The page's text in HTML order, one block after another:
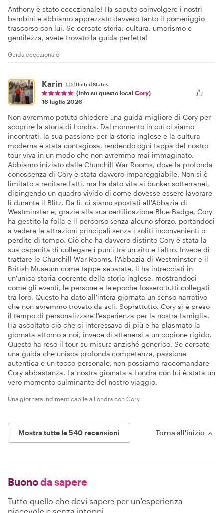
Anthony è stato eccezionale! Ha saputo coinvolgere i nostri
bambini e abbiamo apprezzato davvero tanto il pomeriggio
trascorso con lui. Se cercate storia, cultura, umorismo e
gentilezza, avete trovato la guida perfetta!
Guida eccezionale
Karin 🇺🇸United States
(Info su questo local Cory)
16 luglio 2026
Non avremmo potuto chiedere una guida migliore di Cory per
scoprire la storia di Londra. Dal momento in cui ci siamo
incontrati, la sua passione per la storia inglese e la cultura
moderna è stata contagiosa, rendendo ogni tappa del nostro
tour viva in un modo che non avremmo mai immaginato.
Abbiamo iniziato dalle Churchill War Rooms, dove la profonda
conoscenza di Cory è stata davvero impareggiabile. Non si è
limitato a recitare fatti, ma ha dato vita ai bunker sotterranei,
dipingendo un quadro vivido di come dovesse essere lavorare
lì durante il Blitz. Da lì, ci siamo spostati all'Abbazia di
Westminster e, grazie alla sua certificazione Blue Badge, Cory
ha gestito la folla e il percorso senza alcuno sforzo, portandoci
a vedere le attrazioni principali senza i soliti inconvenienti o
perdite di tempo. Ciò che ha davvero distinto Cory è stata la
sua capacità di collegare i punti tra un sito e l'altro. Invece di
trattare le Churchill War Rooms, l'Abbazia di Westminster e il
British Museum come tappe separate, li ha intrecciati in
un'unica storia coerente della storia inglese, mostrandoci
come gli eventi, le persone e le epoche fossero tutti collegati
tra loro. Questo ha dato all'intera giornata un senso narrativo
che non avremmo trovato da soli. Soprattutto, Cory si è preso
il tempo di personalizzare l'esperienza per la nostra famiglia.
Ha ascoltato ciò che ci interessava di più e ha plasmato la
giornata attorno a noi, invece di attenersi a un copione rigido.
Questo ha reso il tour su misura anziché generico. Se cercate
una guida che unisca profonda competenza, passione
autentica e un tocco personale, non possiamo raccomandare
Cory abbastanza. La nostra giornata a Londra con lui è stata un
vero momento culminante del nostro viaggio.
Una giornata indimenticabile a Londra con Cory
Mostra tutte le 540 recensioni Torna all'inizio
Buonoda sapere
Tutto quello che devi sapere per un'esperienza
piacevole e senza intoppi.